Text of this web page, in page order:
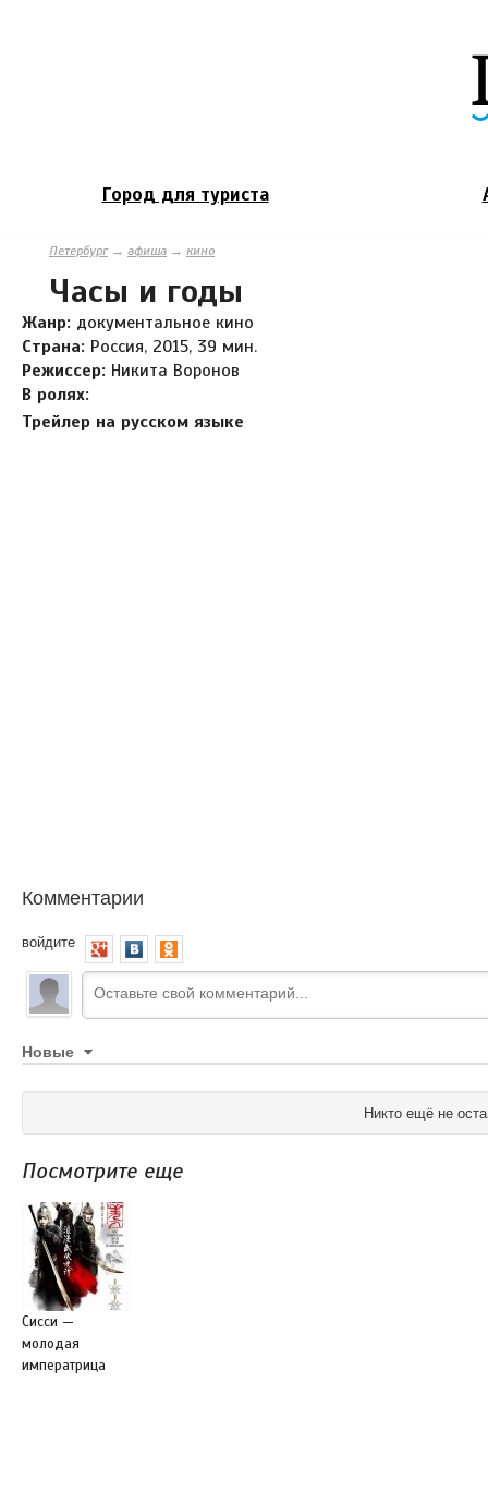
Город для туриста
Петербург→ афиша → кино
Часы и годы
Жанр: документальное кино
Страна: Россия, 2015, 39 мин.
Режиссер: Никита Воронов
В ролях:
Трейлер на русском языке
Комментарии
войдите
Новые
Никто ещё не
Посмотрите еще
Сисси —
молодая
императрица